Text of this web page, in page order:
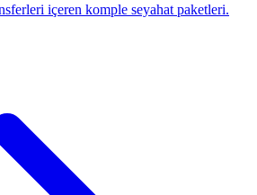
içeren komple seyahat paketleri.